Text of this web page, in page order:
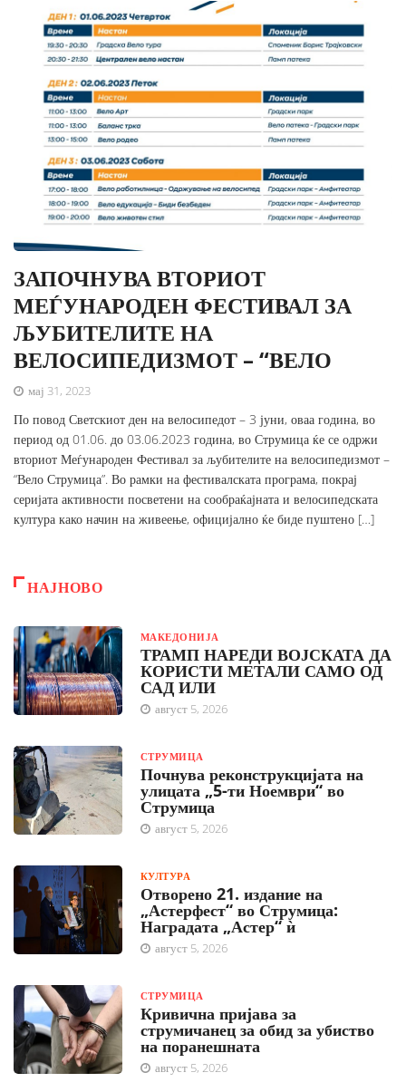
ЗАПОЧНУВА ВТОРИОТ
МЕЃУНАРОДЕН ФЕСТИВАЛ ЗА
ЉУБИТЕЛИТЕ НА
ВЕЛОСИПЕДИЗМОТ – “ВЕЛО
мај 31, 2023
По повод Светскиот ден на велосипедот – 3 јуни, оваа година, во
период од 01.06. до 03.06.2023 година, во Струмица ќе се одржи
вториот Меѓународен Фестивал за љубителите на велосипедизмот –
“Вело Струмица”. Во рамки на фестивалската програма, покрај
серијата активности посветени на сообраќајната и велосипедската
култура како начин на живеење, официјално ќе биде пуштено […]
НАЈНОВО
МАКЕДОНИЈА
ТРАМП НАРЕДИ ВОЈСКАТА ДА
КОРИСТИ МЕТАЛИ САМО ОД
САД ИЛИ
август 5, 2026
СТРУМИЦА
Почнува реконструкцијата на
улицата „5-ти Ноември“ во
Струмица
август 5, 2026
КУЛТУРА
Отворено 21. издание на
„Астерфест“ во Струмица:
Наградата „Астер“ ѝ
август 5, 2026
СТРУМИЦА
Кривична пријава за
струмичанец за обид за убиство
на поранешната
август 5, 2026